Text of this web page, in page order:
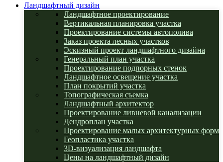
Ландшафтный дизайн
Ландшафтное проектирование
Вертикальная планировка участка
Проектирование системы автополива
Заказ проекта лесных участков
Эскизный проект ландшафтного дизайна
Генеральный план участка
Проектирование подпорных стенок
Ландшафтное освещение участка
План покрытий участка
Топографическая съемка
Ландшафтный архитектор
Проектирование ливневой канализации
Дендроплан участка
Проектирование малых архитектурных форм
Геопластика участка
3D-визуализация ландшафта
Цены на ландшафтный дизайн